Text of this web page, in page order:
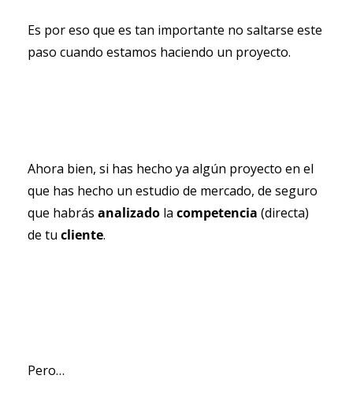
Es por eso que es tan importante no saltarse este
paso cuando estamos haciendo un proyecto.
Ahora bien, si has hecho ya algún proyecto en el
que has hecho un estudio de mercado, de seguro
que habrás analizado la competencia (directa)
de tu cliente.
Pero…